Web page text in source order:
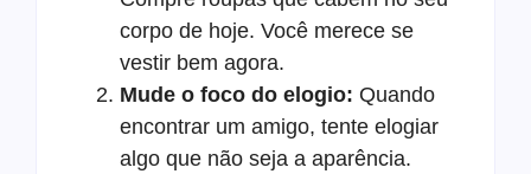
corpo de hoje. Você merece se
vestir bem agora.
Mude o foco do elogio: Quando
encontrar um amigo, tente elogiar
algo que não seja a aparência.